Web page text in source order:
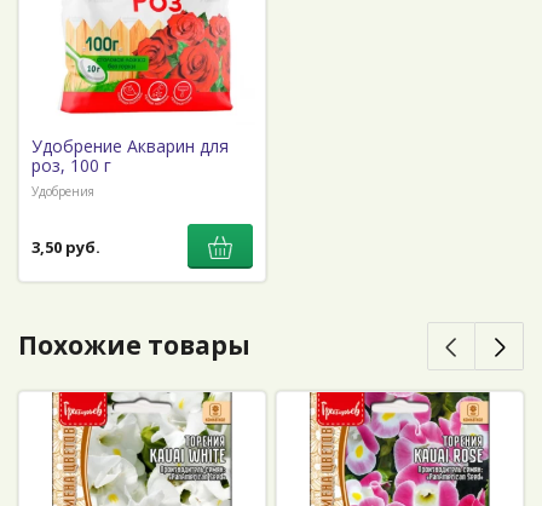
Удобрение Акварин для
роз, 100 г
Удобрения
3,50 руб.
Похожие товары